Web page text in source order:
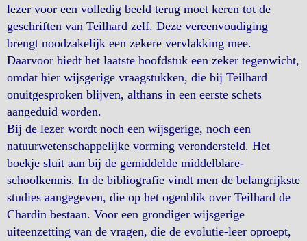
lezer voor een volledig beeld terug moet keren tot de
geschriften van Teilhard zelf. Deze vereenvoudiging
brengt noodzakelijk een zekere vervlakking mee.
Daarvoor biedt het laatste hoofdstuk een zeker tegenwicht,
omdat hier wijsgerige vraagstukken, die bij Teilhard
onuitgesproken blijven, althans in een eerste schets
aangeduid worden.
Bij de lezer wordt noch een wijsgerige, noch een
natuurwetenschappelijke vorming verondersteld. Het
boekje sluit aan bij de gemiddelde middelblare-
schoolkennis. In de bibliografie vindt men de belangrijkste
studies aangegeven, die op het ogenblik over Teilhard de
Chardin bestaan. Voor een grondiger wijsgerige
uiteenzetting van de vragen, die de evolutie-leer oproept,